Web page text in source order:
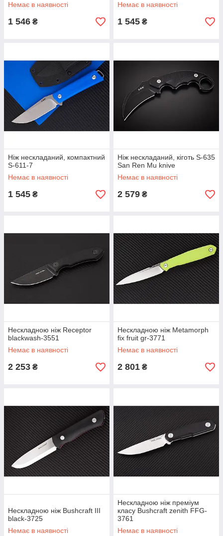
Немає в наявності
1 546 ₴
Немає в наявності
1 545 ₴
Ніж нескладаний, компактний
S-611-7
Немає в наявності
1 545 ₴
Ніж нескладаний, кіготь S-635
San Ren Mu knive
Немає в наявності
2 579 ₴
Нескладною ніж Receptor
blackwash-3551
Немає в наявності
2 253 ₴
Нескладною ніж Metamorph
fix fruit gr-3771
Немає в наявності
2 801 ₴
Нескладною ніж Bushcraft III
black-3725
Немає в наявності
Нескладною ніж преміум
класу Bushcraft zenith FFG-
3761
Немає в наявності